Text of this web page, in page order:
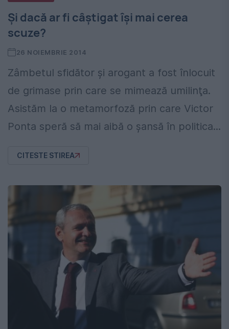
Şi dacă ar fi câştigat îşi mai cerea
scuze?
26 NOIEMBRIE 2014
Zâmbetul sfidător şi arogant a fost înlocuit
de grimase prin care se mimează umilinţa.
Asistăm la o metamorfoză prin care Victor
Ponta speră să mai aibă o şansă în politica...
CITESTE STIREA